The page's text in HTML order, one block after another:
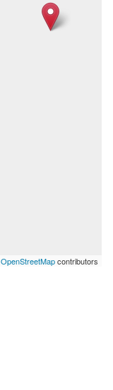
OpenStreetMapcontributors